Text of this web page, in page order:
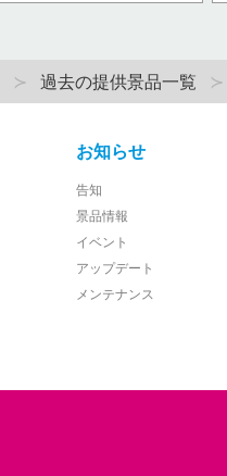
過去の提供景品一覧
お知らせ
告知
景品情報
イベント
アップデート
メンテナンス